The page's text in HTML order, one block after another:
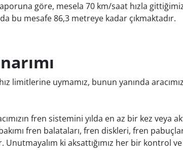
raporuna göre, mesela 70 km/saat hızla
bu mesafe 86,3 metreye kadar çıkmaktadır.
limitlerine uymamız, bunun yanında
fren sistemini yılda en az bir kez
fren balataları, fren diskleri, fren
ki aksattığımız her bir kontrol